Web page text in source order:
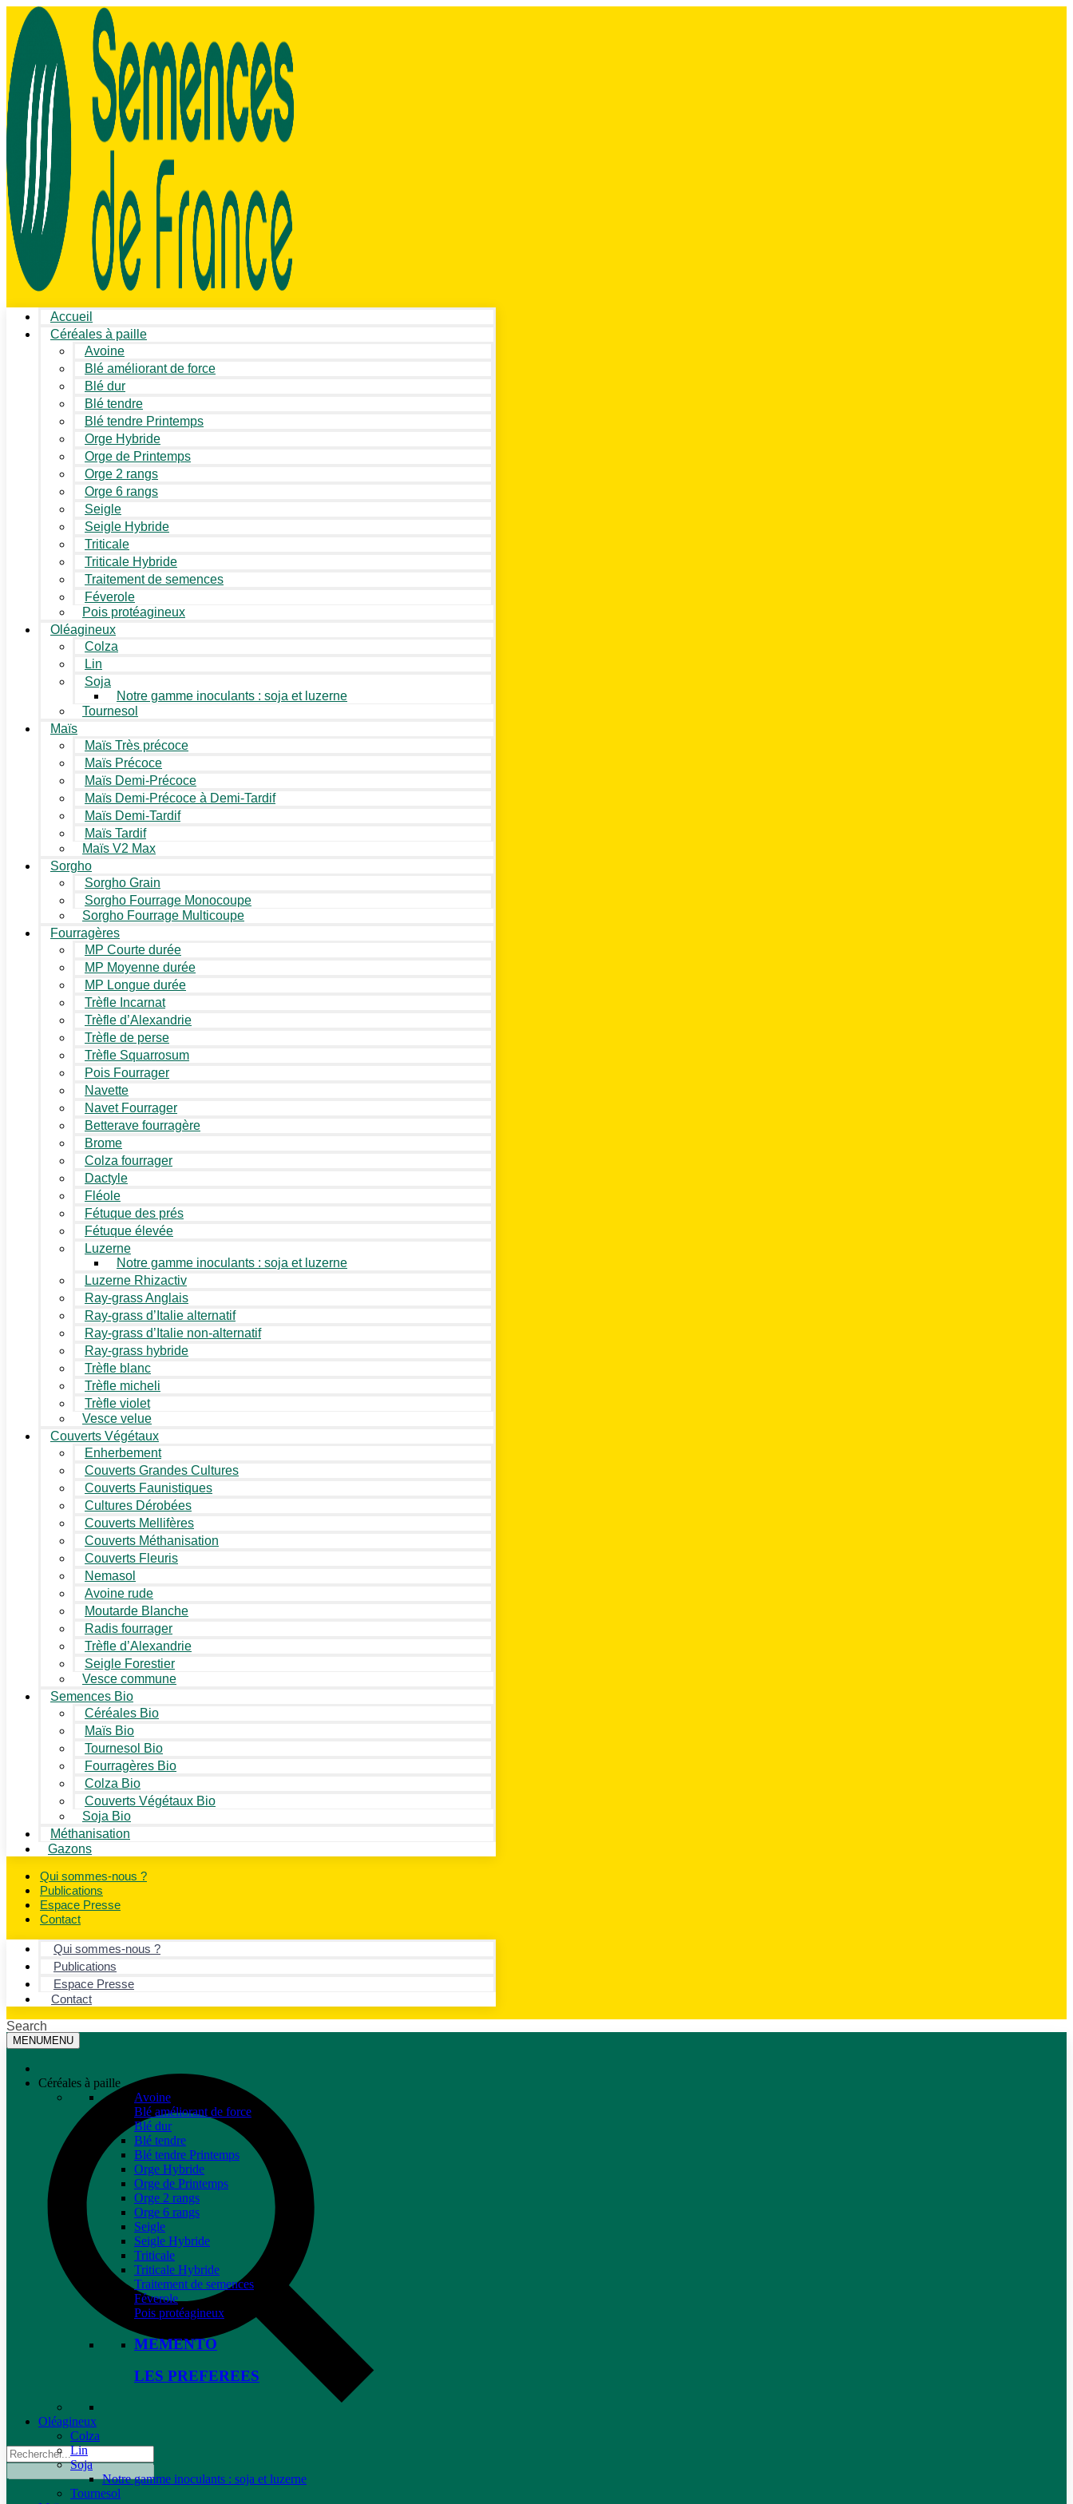
Accueil
Céréales à paille
Avoine
Blé améliorant de force
Blé dur
Blé tendre
Blé tendre Printemps
Orge Hybride
Orge de Printemps
Orge 2 rangs
Orge 6 rangs
Seigle
Seigle Hybride
Triticale
Triticale Hybride
Traitement de semences
Féverole
Pois protéagineux
Oléagineux
Colza
Lin
Soja
Notre gamme inoculants : soja et luzerne
Tournesol
Maïs
Maïs Très précoce
Maïs Précoce
Maïs Demi-Précoce
Maïs Demi-Précoce à Demi-Tardif
Maïs Demi-Tardif
Maïs Tardif
Maïs V2 Max
Sorgho
Sorgho Grain
Sorgho Fourrage Monocoupe
Sorgho Fourrage Multicoupe
Fourragères
MP Courte durée
MP Moyenne durée
MP Longue durée
Trèfle Incarnat
Trèfle d’Alexandrie
Trèfle de perse
Trèfle Squarrosum
Pois Fourrager
Navette
Navet Fourrager
Betterave fourragère
Brome
Colza fourrager
Dactyle
Fléole
Fétuque des prés
Fétuque élevée
Luzerne
Notre gamme inoculants : soja et luzerne
Luzerne Rhizactiv
Ray-grass Anglais
Ray-grass d’Italie alternatif
Ray-grass d’Italie non-alternatif
Ray-grass hybride
Trèfle blanc
Trèfle micheli
Trèfle violet
Vesce velue
Couverts Végétaux
Enherbement
Couverts Grandes Cultures
Couverts Faunistiques
Cultures Dérobées
Couverts Mellifères
Couverts Méthanisation
Couverts Fleuris
Nemasol
Avoine rude
Moutarde Blanche
Radis fourrager
Trèfle d’Alexandrie
Seigle Forestier
Vesce commune
Semences Bio
Céréales Bio
Maïs Bio
Tournesol Bio
Fourragères Bio
Colza Bio
Couverts Végétaux Bio
Soja Bio
Méthanisation
Gazons
Qui sommes-nous ?
Publications
Espace Presse
Contact
Qui sommes-nous ?
Publications
Espace Presse
Contact
Search
MENUMENU
Céréales à paille
Avoine
Blé améliorant de force
Blé dur
Blé tendre
Blé tendre Printemps
Orge Hybride
Orge de Printemps
Orge 2 rangs
Orge 6 rangs
Seigle
Seigle Hybride
Triticale
Triticale Hybride
Traitement de semences
Féverole
Pois protéagineux
MEMENTO
LES PREFEREES
Oléagineux
Colza
Lin
Soja
Notre gamme inoculants : soja et luzerne
Tournesol